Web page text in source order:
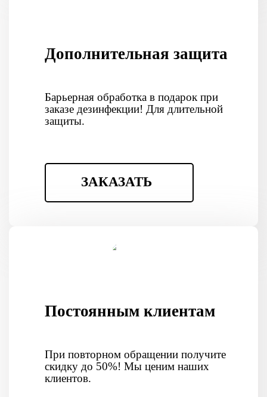
Дополнительная защита
Барьерная обработка в подарок при
заказе дезинфекции! Для длительной
защиты.
ЗАКАЗАТЬ
Постоянным клиентам
При повторном обращении получите
скидку до 50%! Мы ценим наших
клиентов.